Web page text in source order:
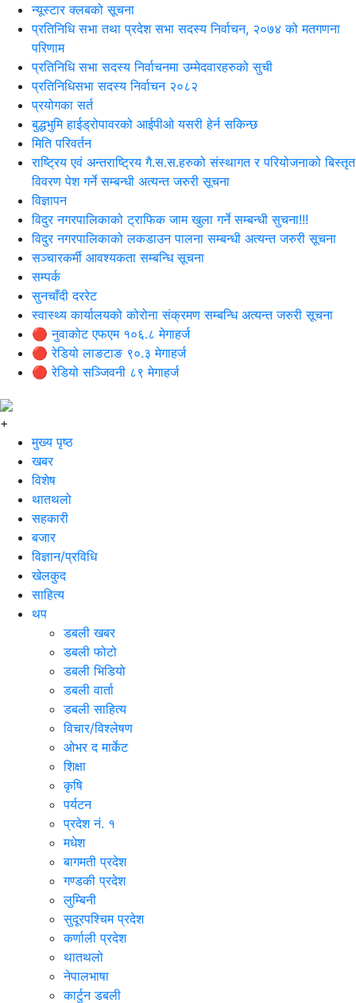
न्यूस्टार क्लबको सूचना
प्रतिनिधि सभा तथा प्रदेश सभा सदस्य निर्वाचन, २०७४ को मतगणना
परिणाम
प्रतिनिधि सभा सदस्य निर्वाचनमा उम्मेदवारहरुको सुची
प्रतिनिधिसभा सदस्य निर्वाचन २०८२
प्रयोगका सर्त
बुद्धभुमि हाईड्रोपावरको आईपीओ यसरी हेर्न सकिन्छ
मिति परिवर्तन
राष्ट्रिय एवं अन्तराष्ट्रिय गै.स.स.हरुको संस्थागत र परियोजनाको बिस्तृत
विवरण पेश गर्ने सम्बन्धी अत्यन्त जरुरी सूचना
विज्ञापन
विदुर नगरपालिकाको ट्राफिक जाम खुला गर्ने सम्बन्धी सुचना!!!
विदुर नगरपालिकाको लकडाउन पालना सम्बन्धी अत्यन्त जरुरी सूचना
सञ्चारकर्मी आवश्यकता सम्बन्धि सूचना
सम्पर्क
सुनचाँदी दररेट
स्वास्थ्य कार्यालयको कोरोना संक्रमण सम्बन्धि अत्यन्त जरुरी सूचना
🔴 नुवाकोट एफएम १०६.८ मेगाहर्ज
🔴 रेडियो लाङटाङ ९०.३ मेगाहर्ज
🔴 रेडियो सञ्जिवनी ८९ मेगाहर्ज
+
मुख्य पृष्ठ
खबर
विशेष
थातथलो
सहकारी
बजार
विज्ञान/प्रविधि
खेलकुद
साहित्य
थप
डबली खबर
डबली फोटो
डबली भिडियो
डबली वार्ता
डबली साहित्य
विचार/विश्‍लेषण
ओभर द मार्केट
शिक्षा
कृषि
पर्यटन
प्रदेश नं. १
मधेश
बागमती प्रदेश
गण्डकी प्रदेश
लुम्बिनी
सुदूरपश्चिम प्रदेश
कर्णाली प्रदेश
थातथलो
नेपालभाषा
कार्टुन डबली